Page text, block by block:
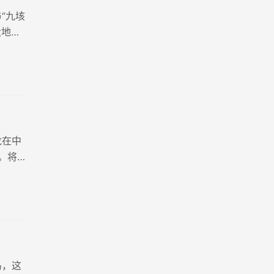
九垓
，
中
将
这